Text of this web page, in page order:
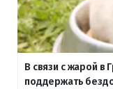
В связи с жарой в
поддержать